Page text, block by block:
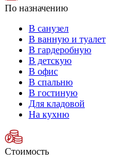
По назначению
В санузел
В ванную и туалет
В гардеробную
В детскую
В офис
В спальню
В гостиную
Для кладовой
На кухню
Стоимость